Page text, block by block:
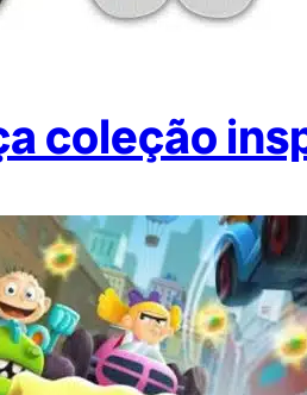
coleção